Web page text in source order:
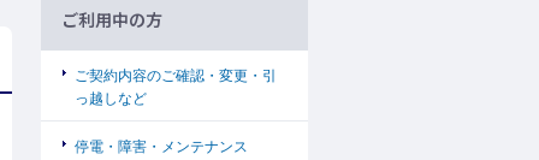
ご利用中の方
ご契約内容のご確認・変更・引
っ越しなど
停電・障害・メンテナンス